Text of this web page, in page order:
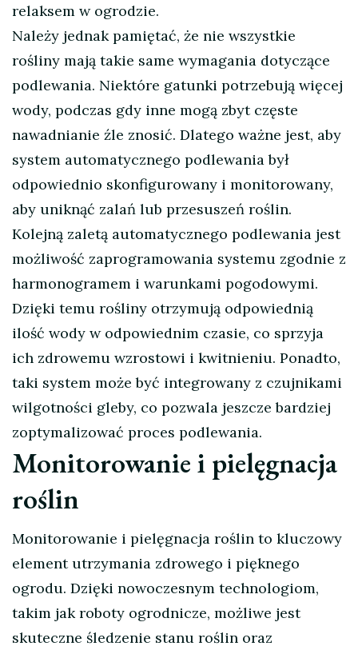
relaksem w ogrodzie.
Należy jednak pamiętać, że nie wszystkie
rośliny mają takie same wymagania dotyczące
podlewania. Niektóre gatunki potrzebują więcej
wody, podczas gdy inne mogą zbyt częste
nawadnianie źle znosić. Dlatego ważne jest, aby
system automatycznego podlewania był
odpowiednio skonfigurowany i monitorowany,
aby uniknąć zalań lub przesuszeń roślin.
Kolejną zaletą automatycznego podlewania jest
możliwość zaprogramowania systemu zgodnie z
harmonogramem i warunkami pogodowymi.
Dzięki temu rośliny otrzymują odpowiednią
ilość wody w odpowiednim czasie, co sprzyja
ich zdrowemu wzrostowi i kwitnieniu. Ponadto,
taki system może być integrowany z czujnikami
wilgotności gleby, co pozwala jeszcze bardziej
zoptymalizować proces podlewania.
Monitorowanie i pielęgnacja
roślin
Monitorowanie i pielęgnacja roślin to kluczowy
element utrzymania zdrowego i pięknego
ogrodu. Dzięki nowoczesnym technologiom,
takim jak roboty ogrodnicze, możliwe jest
skuteczne śledzenie stanu roślin oraz